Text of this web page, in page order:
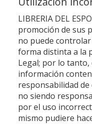
LIBRERIA DEL
promoción de sus
no puede
forma distinta a la
Legal; por lo tanto,
información
responsabilidad de
no siendo
por el uso
mismo pudiere